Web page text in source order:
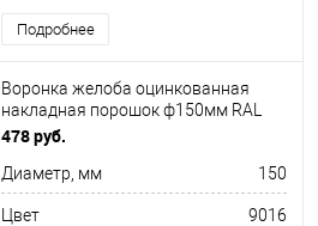
Подробнее
Воронка желоба оцинкованная
накладная порошок ф150мм RAL
9016
478 руб.
Диаметр, мм 150
Цвет 9016